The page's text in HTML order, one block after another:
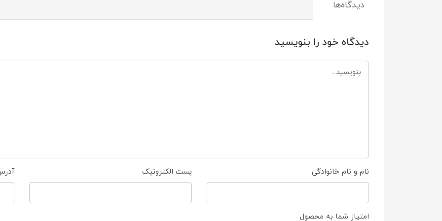
دیدگاه‌ها
دیدگاه خود را بنویسید
نام و نام خانوادگی پست الکترونیک
امتیاز شما به محصول